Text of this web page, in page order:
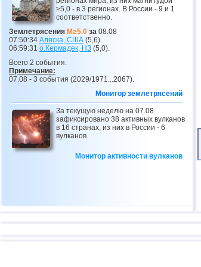
≥5,0 - в 3 регионах. В России - 9 и 1
соответственно.
Землетрясения M≥5.0 за 08.08
07:50:34 Аляска, США (5,6).
06:59:31 о.Кермадек, НЗ (5,0).
Всего 2 события.
Примечание:
07.08 - 3 события (2029/1971...2067).
Монитор землетрясений
За текущую неделю на 07.08
зафиксировано 38 активных вулканов
в 16 странах, из них в России - 6
вулканов.
Монитор активности вулканов